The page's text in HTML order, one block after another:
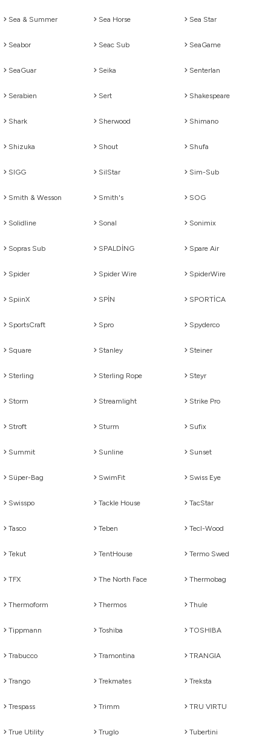
Sea & Summer Sea Horse Sea Star
Seabor Seac Sub SeaGame
SeaGuar Seika Senterlan
Serabien Sert Shakespeare
Shark Sherwood Shimano
Shizuka Shout Shufa
SIGG SilStar Sim-Sub
Smith & Wesson Smith's SOG
Solidline Sonal Sonimix
Sopras Sub SPALDİNG Spare Air
Spider Spider Wire SpiderWire
SpiinX SPİN SPORTİCA
SportsCraft Spro Spyderco
Square Stanley Steiner
Sterling Sterling Rope Steyr
Storm Streamlight Strike Pro
Stroft Sturm Sufix
Summit Sunline Sunset
Süper-Bag SwimFit Swiss Eye
Swisspo Tackle House TacStar
Tasco Teben Tecl-Wood
Tekut TentHouse Termo Swed
TFX The North Face Thermobag
Thermoform Thermos Thule
Tippmann Toshiba TOSHIBA
Trabucco Tramontina TRANGIA
Trango Trekmates Treksta
Trespass Trimm TRU VIRTU
True Utility Truglo Tubertini